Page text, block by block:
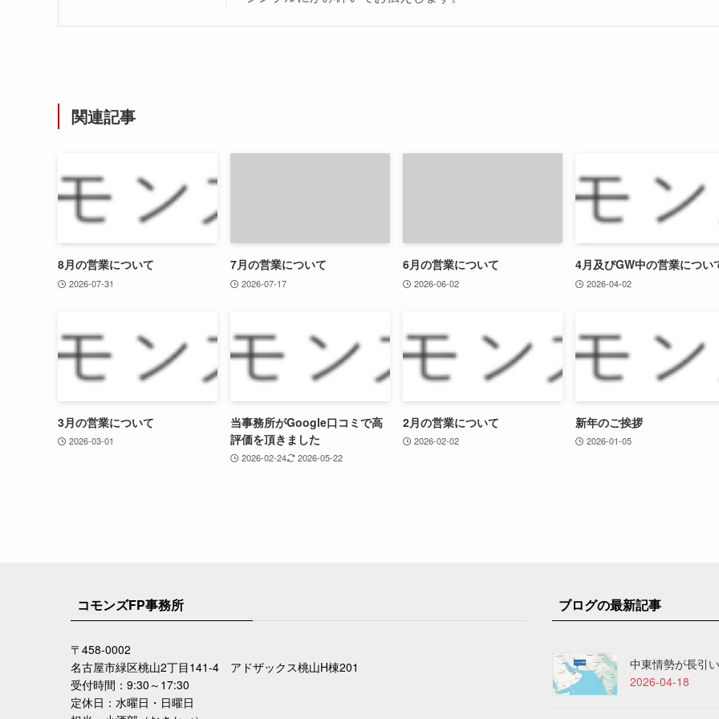
関連記事
8月の営業について
2026-07-31
7月の営業について
2026-07-17
6月の営業について
2026-06-02
4月及びGW中の営業につい
2026-04-02
3月の営業について
2026-03-01
当事務所がGoogle口コミで高
評価を頂きました
2026-02-24 2026-05-22
2月の営業について
2026-02-02
新年のご挨拶
2026-01-05
コモンズFP事務所
〒458-0002
名古屋市緑区桃山2丁目141-4 アドザックス桃山H棟201
受付時間：9:30～17:30
定休日：水曜日・日曜日
ブログの最新記事
中東情勢が長引
2026-04-18